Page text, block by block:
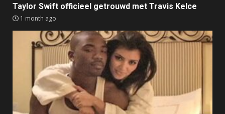
Taylor Swift officieel getrouwd met Travis Kelce
1 month ago